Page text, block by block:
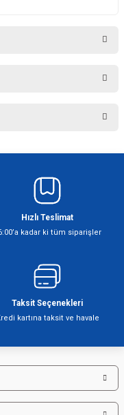
Hızlı Teslimat
kadar ki tüm siparişler
Taksit Seçenekleri
kartına taksit ve havale